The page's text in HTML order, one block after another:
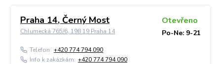
Praha 14, Černý Most
Chlumecká 765/6, 198 19 Praha 14
Otevřeno
Po-Ne: 9-21
Telefon: +420 774 794 090
Info k zakázkám: +420 774 794 090